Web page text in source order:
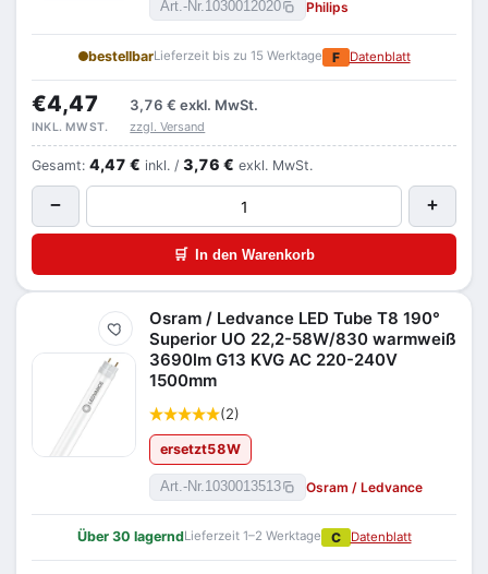
Art.-Nr.1030012020 Philips
bestellbarLieferzeit bis zu 15 Werktage F Datenblatt
€4,47 3,76 € exkl. MwSt.
INKL. MWST. zzgl. Versand
Gesamt: 4,47 € inkl. / 3,76 € exkl. MwSt.
− +
🛒 In den Warenkorb
Merken
Osram / Ledvance LED Tube T8 190°
Superior UO 22,2-58W/830 warmweiß
3690lm G13 KVG AC 220-240V
1500mm
(2)
ersetzt58W
Art.-Nr.1030013513 Osram / Ledvance
Über 30 lagerndLieferzeit 1–2 Werktage C Datenblatt